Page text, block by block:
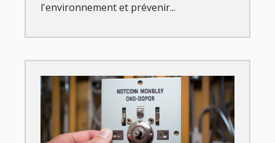
l'environnement et prévenir...